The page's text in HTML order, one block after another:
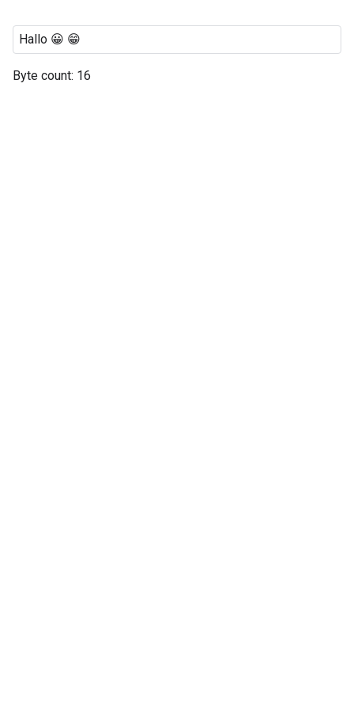
Byte count: 16